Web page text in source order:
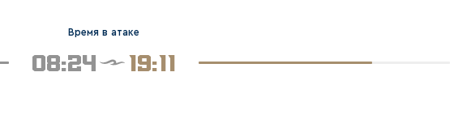
Время в атаке
08:24 19:11